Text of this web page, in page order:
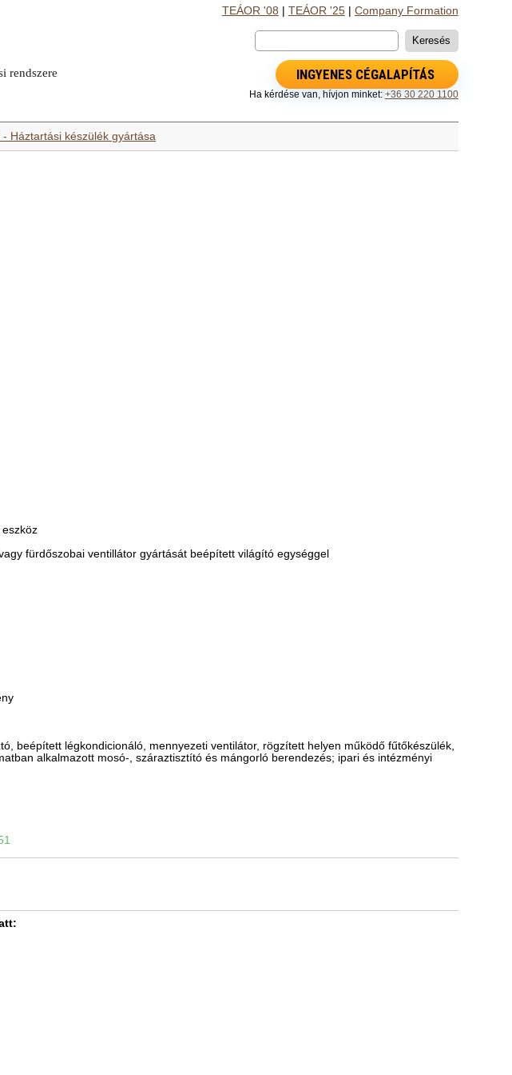
TEÁOR '08 TEÁOR '25| Company Formation
INGYENES CÉGALAPÍTÁS
Ha kérdése van, hívjon minket: +36 30 220 1100
- Háztartási készülék gyártása
fürdőszobai ventillátor gyártását beépített világító egységgel
beépített légkondicionáló, mennyezeti ventilátor, rögzített helyen működő fűtőkészülék,
alkalmazott mosó-, száraztisztító és mángorló berendezés; ipari és intézményi